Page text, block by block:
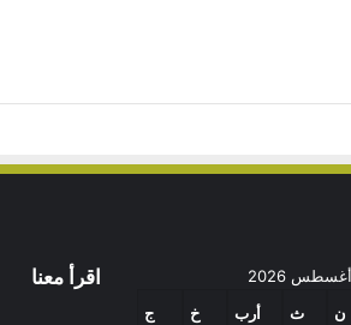
اقرأ معنا
أغسطس 2026
ن ث أرب خ ج